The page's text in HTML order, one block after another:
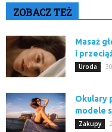
ZOBACZ TEŻ
Masaż
i
Uroda
Okulary
modele
Zakupy